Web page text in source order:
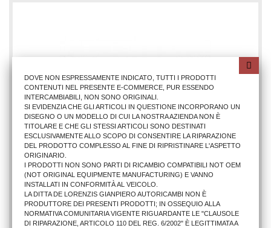
PARAURTI ANTER. AU A6 2001>2004 C/PRIMER
146,40 €
DOVE NON ESPRESSAMENTE INDICATO, TUTTI I PRODOTTI
CONTENUTI NEL PRESENTE E-COMMERCE, PUR ESSENDO
INTERCAMBIABILI, NON SONO ORIGINALI.
SI EVIDENZIA CHE GLI ARTICOLI IN QUESTIONE INCORPORANO UN
DISEGNO O UN MODELLO DI CUI LA NOSTRA AZIENDA NON È
TITOLARE E CHE GLI STESSI ARTICOLI SONO DESTINATI
ESCLUSIVAMENTE ALLO SCOPO DI CONSENTIRE LA RIPARAZIONE
DEL PRODOTTO COMPLESSO AL FINE DI RIPRISTINARE L'ASPETTO
ORIGINARIO.
I PRODOTTI NON SONO PARTI DI RICAMBIO COMPATIBILI NOT OEM
(NOT ORIGINAL EQUIPMENTE MANUFACTURING) E VANNO
INSTALLATI IN CONFORMITÀ AL VEICOLO.
LA DITTA DE LORENZIS GIANPIERO AUTORICAMBI NON È
PRODUTTORE DEI PRESENTI PRODOTTI; IN OSSEQUIO ALLA
NORMATIVA COMUNITARIA VIGENTE RIGUARDANTE LE "CLAUSOLE
DI RIPARAZIONE, ARTICOLO 110 DEL REG. 6/2002" È LEGITTIMATA A